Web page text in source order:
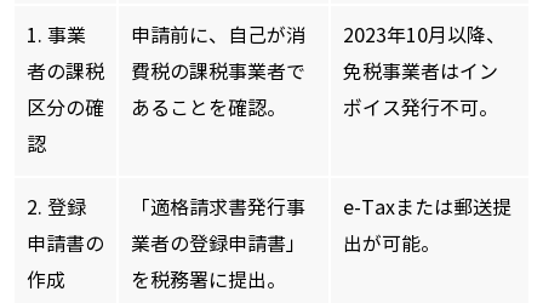
1. 事業
者の課税
区分の確
認
申請前に、自己が消
費税の課税事業者で
あることを確認。
2023年10月以降、
免税事業者はイン
ボイス発行不可。
2. 登録
申請書の
作成
「適格請求書発行事
業者の登録申請書」
を税務署に提出。
e-Taxまたは郵送提
出が可能。